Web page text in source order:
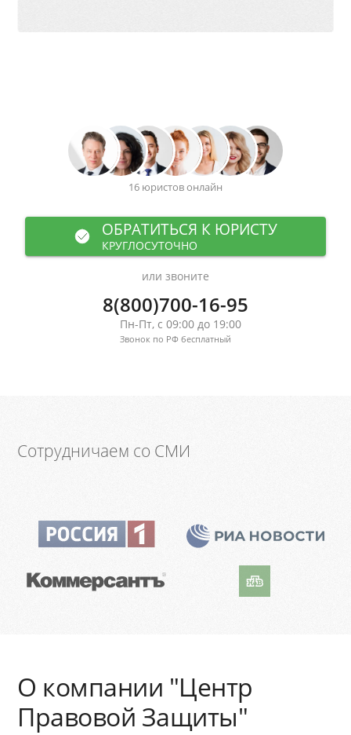
16 юристов онлайн
ОБРАТИТЬСЯ К ЮРИСТУ
КРУГЛОСУТОЧНО
или звоните
8(800)700-16-95
Пн-Пт, с 09:00 до 19:00
Звонок по РФ бесплатный
Сотрудничаем со СМИ
О компании "Центр
Правовой Защиты"